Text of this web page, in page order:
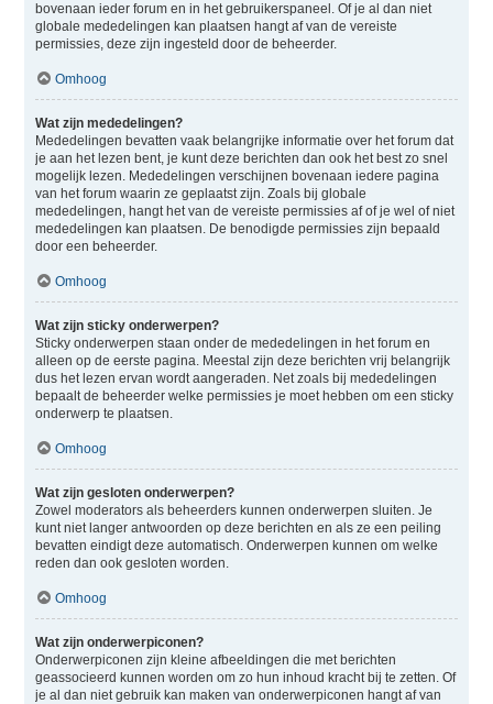
bovenaan ieder forum en in het gebruikerspaneel. Of je al dan niet
globale mededelingen kan plaatsen hangt af van de vereiste
permissies, deze zijn ingesteld door de beheerder.
Omhoog
Wat zijn mededelingen?
Mededelingen bevatten vaak belangrijke informatie over het forum dat
je aan het lezen bent, je kunt deze berichten dan ook het best zo snel
mogelijk lezen. Mededelingen verschijnen bovenaan iedere pagina
van het forum waarin ze geplaatst zijn. Zoals bij globale
mededelingen, hangt het van de vereiste permissies af of je wel of niet
mededelingen kan plaatsen. De benodigde permissies zijn bepaald
door een beheerder.
Omhoog
Wat zijn sticky onderwerpen?
Sticky onderwerpen staan onder de mededelingen in het forum en
alleen op de eerste pagina. Meestal zijn deze berichten vrij belangrijk
dus het lezen ervan wordt aangeraden. Net zoals bij mededelingen
bepaalt de beheerder welke permissies je moet hebben om een sticky
onderwerp te plaatsen.
Omhoog
Wat zijn gesloten onderwerpen?
Zowel moderators als beheerders kunnen onderwerpen sluiten. Je
kunt niet langer antwoorden op deze berichten en als ze een peiling
bevatten eindigt deze automatisch. Onderwerpen kunnen om welke
reden dan ook gesloten worden.
Omhoog
Wat zijn onderwerpiconen?
Onderwerpiconen zijn kleine afbeeldingen die met berichten
geassocieerd kunnen worden om zo hun inhoud kracht bij te zetten. Of
je al dan niet gebruik kan maken van onderwerpiconen hangt af van